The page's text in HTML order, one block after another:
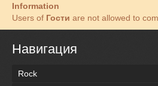
Information
Users of Гости are not allowed to
Навигация
Rock